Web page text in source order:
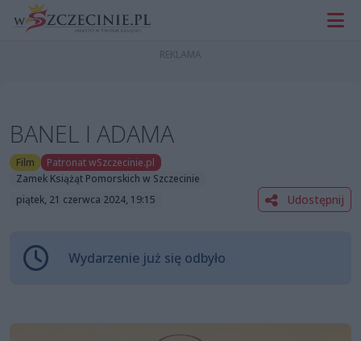
BANEL I ADAMA
Film
Patronat wSzczecinie.pl
Zamek Książąt Pomorskich w Szczecinie
piątek, 21 czerwca 2024, 19:15
Udostępnij
Wydarzenie już się odbyło